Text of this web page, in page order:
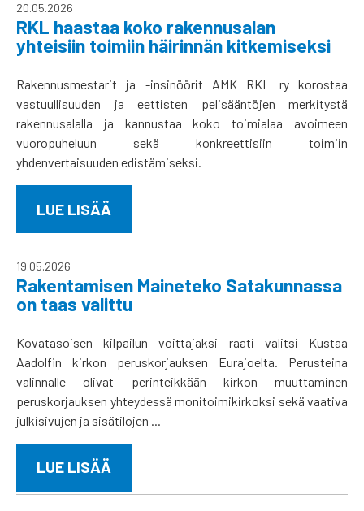
20.05.2026
RKL haastaa koko rakennusalan
yhteisiin toimiin häirinnän kitkemiseksi
Rakennusmestarit ja -insinöörit AMK RKL ry korostaa
vastuullisuuden ja eettisten pelisääntöjen merkitystä
rakennusalalla ja kannustaa koko toimialaa avoimeen
vuoropuheluun sekä konkreettisiin toimiin
yhdenvertaisuuden edistämiseksi.
LUE LISÄÄ
19.05.2026
Rakentamisen Maineteko Satakunnassa
on taas valittu
Kovatasoisen kilpailun voittajaksi raati valitsi Kustaa
Aadolfin kirkon peruskorjauksen Eurajoelta. Perusteina
valinnalle olivat perinteikkään kirkon muuttaminen
peruskorjauksen yhteydessä monitoimikirkoksi sekä vaativa
julkisivujen ja sisätilojen ...
LUE LISÄÄ